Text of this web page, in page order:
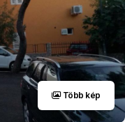
Több kép